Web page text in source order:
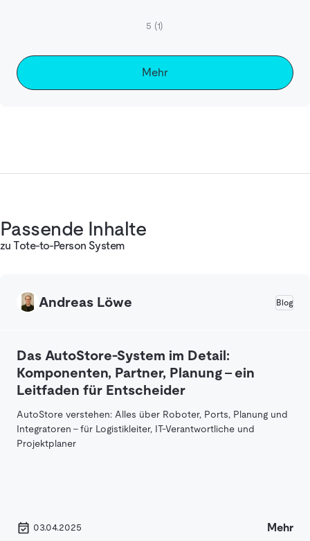
5 (1)
Mehr
Passende Inhalte
zu Tote-to-Person System
Andreas Löwe Blog
Das AutoStore-System im Detail:
Komponenten, Partner, Planung – ein
Leitfaden für Entscheider
AutoStore verstehen: Alles über Roboter, Ports, Planung und
Integratoren – für Logistikleiter, IT-Verantwortliche und
Projektplaner
03.04.2025 Mehr